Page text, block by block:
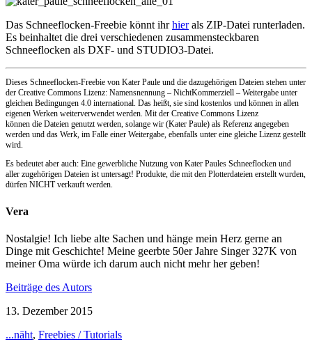
Das Schneeflocken-Freebie könnt ihrhierals ZIP-Datei runterladen.
Es beinhaltet die drei verschiedenen zusammensteckbaren
Schneeflocken als DXF- und STUDIO3-Datei.
Dieses Schneeflocken-Freebie von Kater Paule und die dazugehörigen Dateien stehen unter
der Creative Commons Lizenz: Namensnennung – NichtKommerziell – Weitergabe unter
gleichen Bedingungen 4.0 international. Das heißt, sie sind kostenlos und können in allen
eigenen Werken weiterverwendet werden. Mit der Creative Commons Lizenz
können die Dateien genutzt werden, solange wir (Kater Paule) als Referenz angegeben
werden und das Werk, im Falle einer Weitergabe, ebenfalls unter eine gleiche Lizenz gestellt
wird.
Es bedeutet aber auch: Eine gewerbliche Nutzung von Kater Paules Schneeflocken und
aller zugehörigen Dateien ist untersagt! Produkte, die mit den Plotterdateien erstellt wurden,
dürfen NICHT verkauft werden.
Vera
Nostalgie! Ich liebe alte Sachen und hänge mein Herz gerne an
Dinge mit Geschichte! Meine geerbte 50er Jahre Singer 327K von
meiner Oma würde ich darum auch nicht mehr her geben!
Beiträge des Autors
13. Dezember 2015
...näht, Freebies / Tutorials